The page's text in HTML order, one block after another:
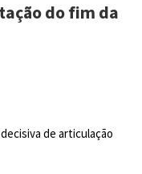
do fim da